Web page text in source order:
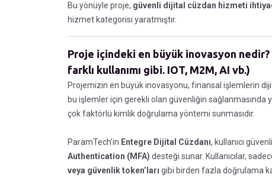
Bu yönüyle proje, güvenli dijital cüzdan hizmeti
hizmet kategorisi yaratmıştır.
Proje içindeki en büyük inovasyon
farklı kullanımı gibi. IOT, M2M, AI vb.)
Projemizin en büyük inovasyonu, finansal işlemlerin
bu işlemler için gerekli olan güvenliğin
çok faktörlü kimlik doğrulama yöntemi sunmasıdır.
ParamTech’in Entegre Dijital Cüzdanı, kullanıcı
Authentication (MFA) desteği sunar. Kullanıcılar,
veya güvenlik token’ları gibi birden fazla doğrulama